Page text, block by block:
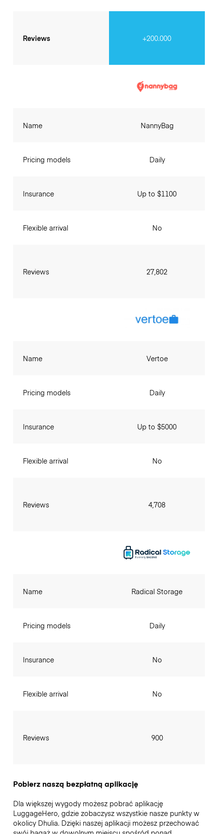
Reviews +200.000
Name
Pricing models
Insurance
Flexible arrival
Reviews
NannyBag
Daily
Up to $1100
No
27,802
Name
Pricing models
Insurance
Flexible arrival
Reviews
Vertoe
Daily
Up to $5000
No
4,708
Name
Pricing models
Insurance
Flexible arrival
Reviews
Radical Storage
Daily
No
No
900
Pobierz naszą bezpłatną aplikację
Dla większej wygody możesz pobrać aplikację
LuggageHero, gdzie zobaczysz wszystkie nasze punkty w
okolicy Dhulia. Dzięki naszej aplikacji możesz przechować